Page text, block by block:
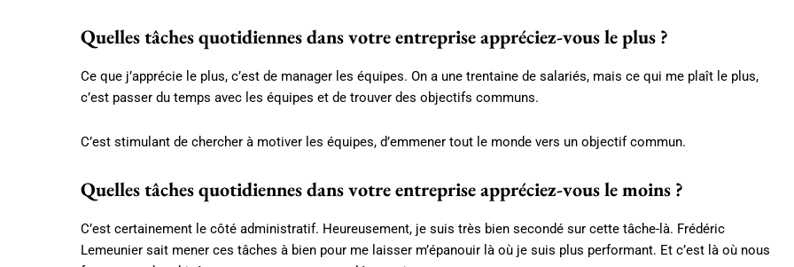
Quelles tâches quotidiennes dans votre entreprise appréciez-vous le plus ?
Ce que j’apprécie le plus, c’est de manager les équipes. On a une trentaine de salariés, mais ce qui me plaît le plus,
c’est passer du temps avec les équipes et de trouver des objectifs communs.
C’est stimulant de chercher à motiver les équipes, d’emmener tout le monde vers un objectif commun.
Quelles tâches quotidiennes dans votre entreprise appréciez-vous le moins ?
C’est certainement le côté administratif. Heureusement, je suis très bien secondé sur cette tâche-là. Frédéric
Lemeunier sait mener ces tâches à bien pour me laisser m’épanouir là où je suis plus performant. Et c’est là où nous